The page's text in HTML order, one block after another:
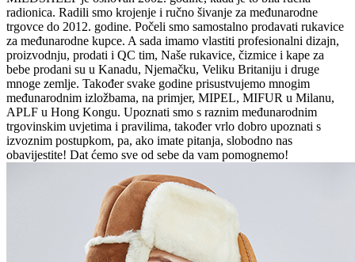
radionica. Radili smo krojenje i ručno šivanje za međunarodne
trgovce do 2012. godine. Počeli smo samostalno prodavati rukavice
za međunarodne kupce. A sada imamo vlastiti profesionalni dizajn,
proizvodnju, prodati i QC tim, Naše rukavice, čizmice i kape za
bebe prodani su u Kanadu, Njemačku, Veliku Britaniju i druge
mnoge zemlje. Također svake godine prisustvujemo mnogim
međunarodnim izložbama, na primjer, MIPEL, MIFUR u Milanu,
APLF u Hong Kongu. Upoznati smo s raznim međunarodnim
trgovinskim uvjetima i pravilima, također vrlo dobro upoznati s
izvoznim postupkom, pa, ako imate pitanja, slobodno nas
obavijestite! Dat ćemo sve od sebe da vam pomognemo!